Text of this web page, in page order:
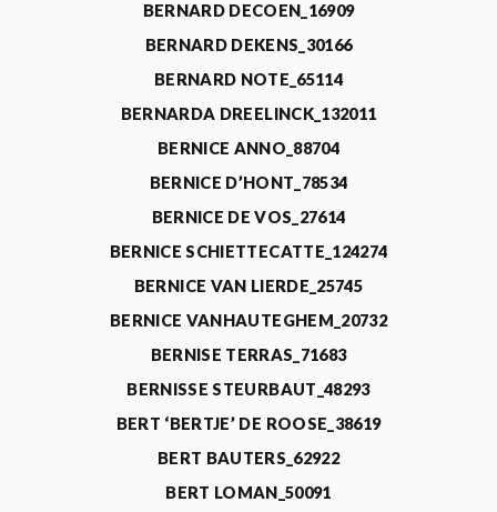
BERNARD DECOEN_16909
BERNARD DEKENS_30166
BERNARD NOTE_65114
BERNARDA DREELINCK_132011
BERNICE ANNO_88704
BERNICE D’HONT_78534
BERNICE DE VOS_27614
BERNICE SCHIETTECATTE_124274
BERNICE VAN LIERDE_25745
BERNICE VANHAUTEGHEM_20732
BERNISE TERRAS_71683
BERNISSE STEURBAUT_48293
BERT ‘BERTJE’ DE ROOSE_38619
BERT BAUTERS_62922
BERT LOMAN_50091